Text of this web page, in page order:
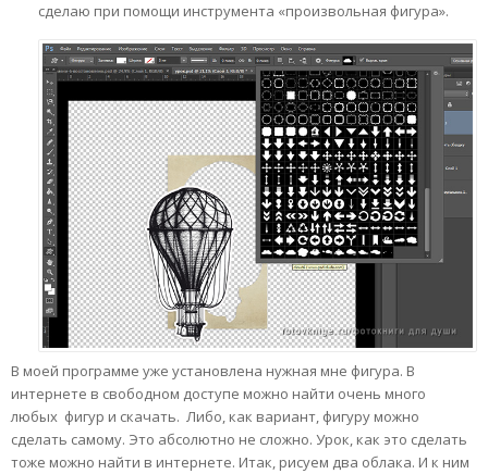
сделаю при помощи инструмента «произвольная фигура».
В моей программе уже установлена нужная мне фигура. В
интернете в свободном доступе можно найти очень много
любых фигур и скачать. Либо, как вариант, фигуру можно
сделать самому. Это абсолютно не сложно. Урок, как это сделать
тоже можно найти в интернете. Итак, рисуем два облака. И к ним